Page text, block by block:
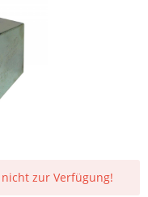
zur Verfügung!